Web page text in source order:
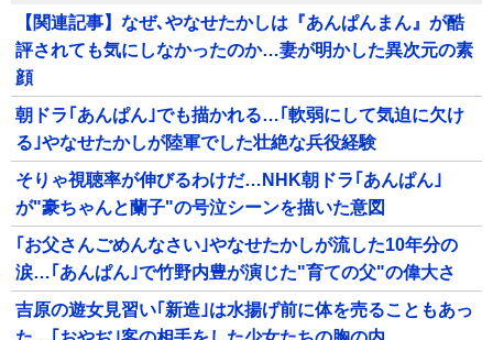
【関連記事】なぜ､やなせたかしは『あんぱんまん』が酷
評されても気にしなかったのか…妻が明かした異次元の素
顔
朝ドラ｢あんぱん｣でも描かれる…｢軟弱にして気迫に欠け
る｣やなせたかしが陸軍でした壮絶な兵役経験
そりゃ視聴率が伸びるわけだ…NHK朝ドラ｢あんぱん｣
が"豪ちゃんと蘭子"の号泣シーンを描いた意図
｢お父さんごめんなさい｣やなせたかしが流した10年分の
涙…｢あんぱん｣で竹野内豊が演じた"育ての父"の偉大さ
吉原の遊女見習い｢新造｣は水揚げ前に体を売ることもあっ